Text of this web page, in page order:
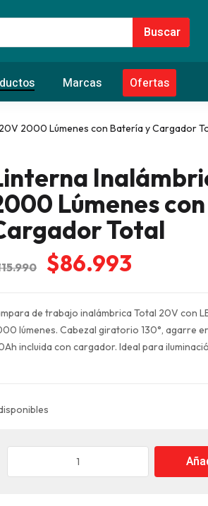
Marcas Ofertas
2000 Lúmenes con Batería y Cargador
Lúmenes
Total
El
original
era:
$115.990.
$86.993
actual
es:
de trabajo inalámbrica Total 20V con
lúmenes. Cabezal giratorio 130°, agarre
incluida con cargador. Ideal para